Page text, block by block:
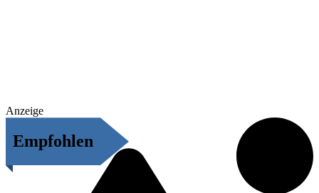
Anzeige
Empfohlen